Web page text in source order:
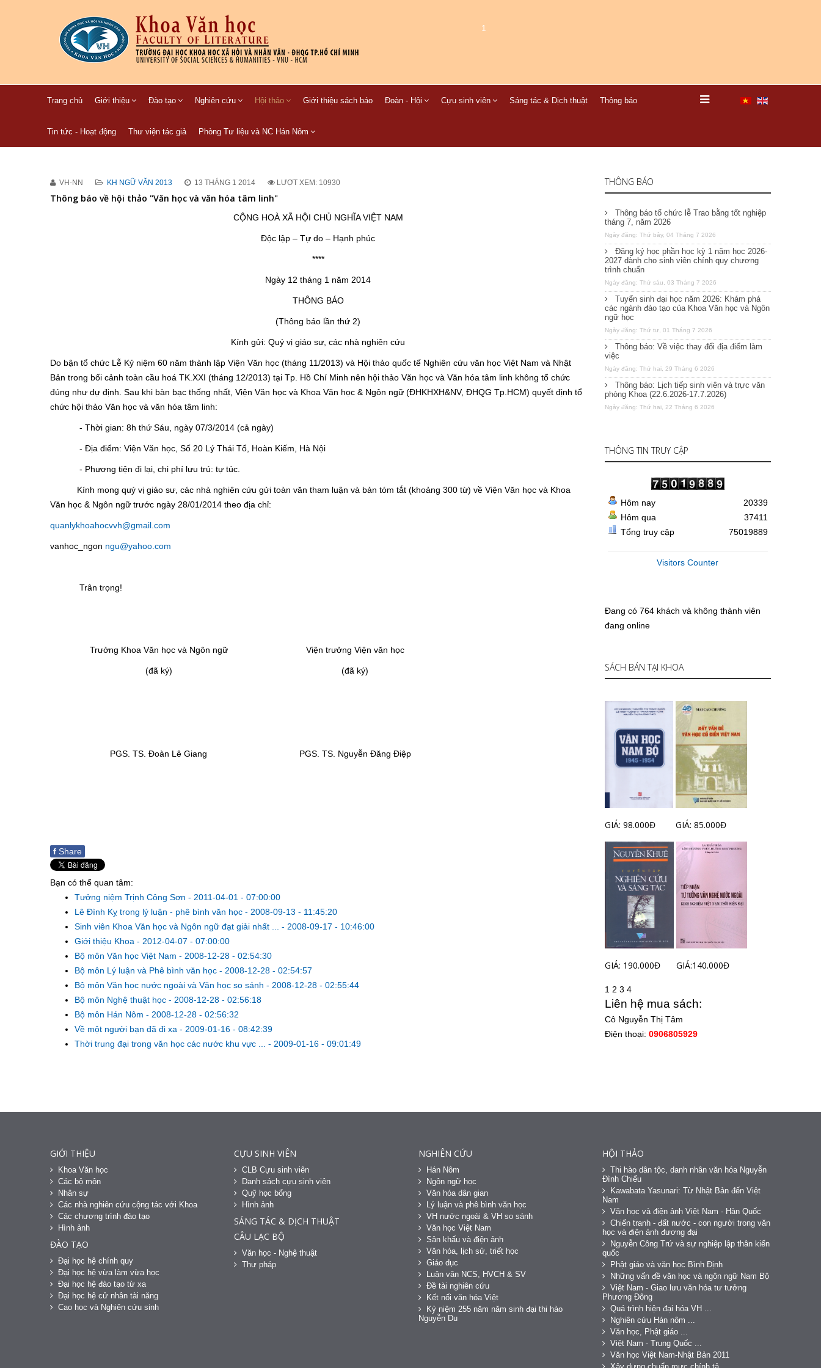
1
Trang chủ Giới thiệu Đào tạo Nghiên cứu Hội thảo Giới thiệu sách báo Đoàn - Hội Cựu sinh viên Sáng tác & Dịch thuật Thông báo
Tin tức - Hoạt động Thư viện tác giả Phòng Tư liệu và NC Hán Nôm
VH-NN KH NGỮ VĂN 2013 13 THÁNG 1 2014 LƯỢT XEM: 10930
Thông báo về hội thảo "Văn học và văn hóa tâm linh"
CỘNG HOÀ XÃ HỘI CHỦ NGHĨA VIỆT NAM
Độc lập – Tự do – Hạnh phúc
****
Ngày 12 tháng 1 năm 2014
THÔNG BÁO
(Thông báo lần thứ 2)
Kính gửi: Quý vị giáo sư, các nhà nghiên cứu
Do bận tổ chức Lễ Kỷ niệm 60 năm thành lập Viện Văn học (tháng 11/2013) và Hội thảo quốc tế Nghiên cứu văn học Việt Nam và Nhật
Bản trong bối cảnh toàn cầu hoá TK.XXI (tháng 12/2013) tại Tp. Hồ Chí Minh nên hội thảo Văn học và Văn hóa tâm linh không tổ chức
đúng như dự định. Sau khi bàn bạc thống nhất, Viện Văn học và Khoa Văn học & Ngôn ngữ (ĐHKHXH&NV, ĐHQG Tp.HCM) quyết định tổ
chức hội thảo Văn học và văn hóa tâm linh:
- Thời gian: 8h thứ Sáu, ngày 07/3/2014 (cả ngày)
- Địa điểm: Viện Văn học, Số 20 Lý Thái Tổ, Hoàn Kiếm, Hà Nội
- Phương tiện đi lại, chi phí lưu trú: tự túc.
Kính mong quý vị giáo sư, các nhà nghiên cứu gửi toàn văn tham luận và bản tóm tắt (khoảng 300 từ) về Viện Văn học và Khoa
Văn học & Ngôn ngữ trước ngày 28/01/2014 theo địa chỉ:
quanlykhoahocvvh@gmail.com
vanhoc_ngon ngu@yahoo.com
Trân trọng!
Trưởng Khoa Văn học và Ngôn ngữ
(đã ký)
PGS. TS. Đoàn Lê Giang
Viện trưởng Viện văn học
(đã ký)
PGS. TS. Nguyễn Đăng Điệp
f Share
Bạn có thể quan tâm:
Tưởng niệm Trịnh Công Sơn - 2011-04-01 - 07:00:00
Lê Đình Kỵ trong lý luận - phê bình văn học - 2008-09-13 - 11:45:20
Sinh viên Khoa Văn học và Ngôn ngữ đạt giải nhất ... - 2008-09-17 - 10:46:00
Giới thiệu Khoa - 2012-04-07 - 07:00:00
Bộ môn Văn học Việt Nam - 2008-12-28 - 02:54:30
Bộ môn Lý luận và Phê bình văn học - 2008-12-28 - 02:54:57
Bộ môn Văn học nước ngoài và Văn học so sánh - 2008-12-28 - 02:55:44
Bộ môn Nghệ thuật học - 2008-12-28 - 02:56:18
Bộ môn Hán Nôm - 2008-12-28 - 02:56:32
Về một người bạn đã đi xa - 2009-01-16 - 08:42:39
Thời trung đại trong văn học các nước khu vực ... - 2009-01-16 - 09:01:49
THÔNG BÁO
Thông báo tổ chức lễ Trao bằng tốt nghiệp
tháng 7, năm 2026
Ngày đăng: Thứ bảy, 04 Tháng 7 2026
Đăng ký học phần học kỳ 1 năm học 2026-
2027 dành cho sinh viên chính quy chương
trình chuẩn
Ngày đăng: Thứ sáu, 03 Tháng 7 2026
Tuyển sinh đại học năm 2026: Khám phá
các ngành đào tạo của Khoa Văn học và Ngôn
ngữ học
Ngày đăng: Thứ tư, 01 Tháng 7 2026
Thông báo: Về việc thay đổi địa điểm làm
việc
Ngày đăng: Thứ hai, 29 Tháng 6 2026
Thông báo: Lịch tiếp sinh viên và trực văn
phòng Khoa (22.6.2026-17.7.2026)
Ngày đăng: Thứ hai, 22 Tháng 6 2026
THÔNG TIN TRUY CẬP
Hôm nay
Hôm qua
Tổng truy cập
20339
37411
75019889
Visitors Counter
Đang có 764 khách và không thành viên
đang online
SÁCH BÁN TẠI KHOA
GIÁ: 98.000Đ GIÁ: 85.000Đ
GIÁ: 190.000Đ GIÁ:140.000Đ
1 2 3 4
Liên hệ mua sách:
Cô Nguyễn Thị Tâm
Điện thoại: 0906805929
GIỚI THIỆU
Khoa Văn học
Các bộ môn
Nhân sự
Các nhà nghiên cứu cộng tác với Khoa
Các chương trình đào tạo
Hình ảnh
ĐÀO TẠO
Đại học hệ chính quy
Đại học hệ vừa làm vừa học
Đại học hệ đào tạo từ xa
Đại học hệ cử nhân tài năng
Cao học và Nghiên cứu sinh
CỰU SINH VIÊN
CLB Cựu sinh viên
Danh sách cựu sinh viên
Quỹ học bổng
Hình ảnh
SÁNG TÁC & DỊCH THUẬT
CÂU LẠC BỘ
Văn học - Nghệ thuật
Thư pháp
NGHIÊN CỨU
Hán Nôm
Ngôn ngữ học
Văn hóa dân gian
Lý luận và phê bình văn học
VH nước ngoài & VH so sánh
Văn học Việt Nam
Sân khấu và điện ảnh
Văn hóa, lịch sử, triết học
Giáo dục
Luận văn NCS, HVCH & SV
Đề tài nghiên cứu
Kết nối văn hóa Việt
Kỷ niệm 255 năm năm sinh đại thi hào
Nguyễn Du
HỘI THẢO
Thi hào dân tộc, danh nhân văn hóa Nguyễn
Đình Chiểu
Kawabata Yasunari: Từ Nhật Bản đến Việt
Nam
Văn học và điện ảnh Việt Nam - Hàn Quốc
Chiến tranh - đất nước - con người trong văn
học và điện ảnh đương đại
Nguyễn Công Trứ và sự nghiệp lập thân kiến
quốc
Phật giáo và văn học Bình Định
Những vấn đề văn học và ngôn ngữ Nam Bộ
Việt Nam - Giao lưu văn hóa tư tưởng
Phương Đông
Quá trình hiện đại hóa VH ...
Nghiên cứu Hán nôm ...
Văn học, Phật giáo ...
Việt Nam - Trung Quốc ...
Văn học Việt Nam-Nhật Bản 2011